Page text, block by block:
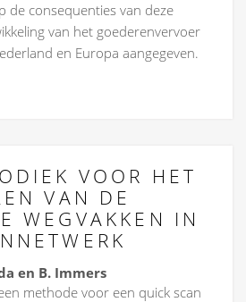
de consequenties van deze
van het goederenvervoer
en Europa aangegeven.
VOOR HET
VAN DE
WEGVAKKEN IN
en B. Immers
methode voor een quick scan